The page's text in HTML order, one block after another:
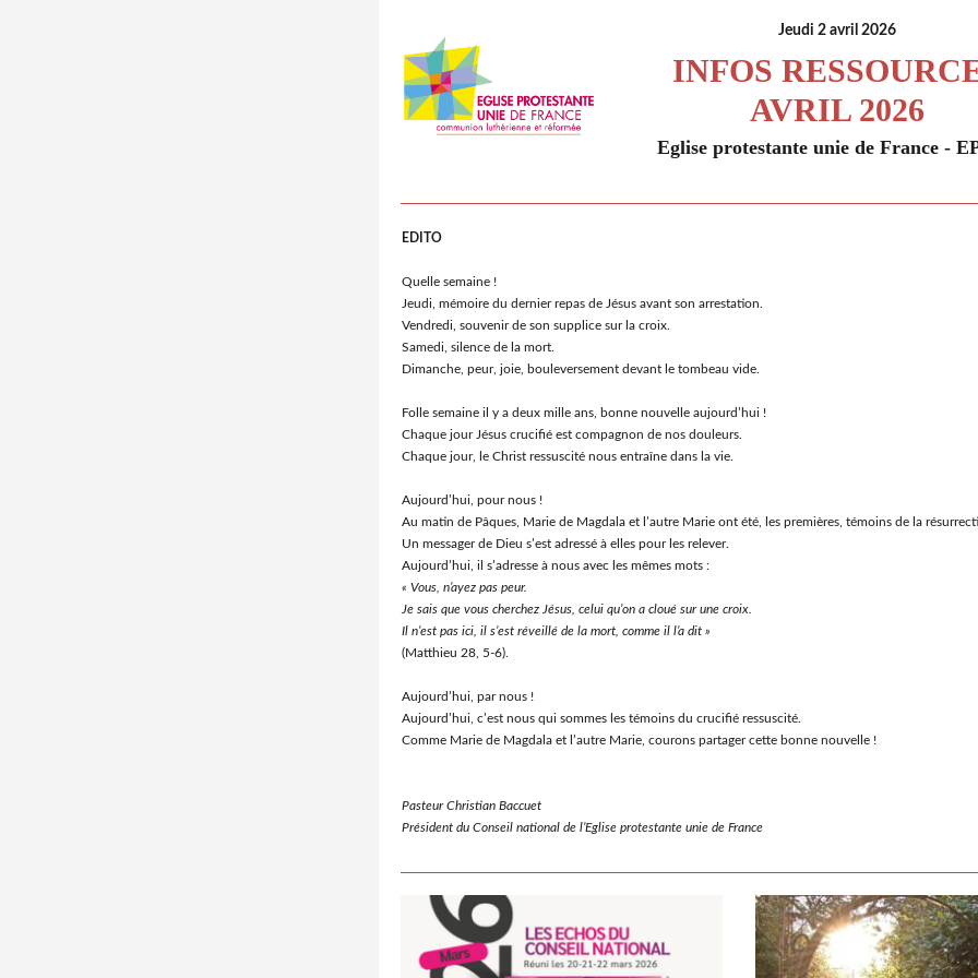
Jeudi 2 avril 2026
INFOS
AVRIL 2026
Eglise protestante unie de France -
EDITO
Quelle semaine !
Jeudi, mémoire du dernier repas de Jésus avant son arrestation.
Vendredi, souvenir de son supplice sur la croix.
Samedi, silence de la mort.
Dimanche, peur, joie, bouleversement devant le tombeau vide.
Folle semaine il y a deux mille ans, bonne nouvelle aujourd’hui !
Chaque jour Jésus crucifié est compagnon de nos douleurs.
Chaque jour, le Christ ressuscité nous entraîne dans la vie.
Aujourd’hui, pour nous !
Au matin de Pâques, Marie de Magdala et l’autre Marie ont été, les premières, témoins de la
Un messager de Dieu s’est adressé à elles pour les relever.
Aujourd’hui, il s’adresse à nous avec les mêmes mots :
« Vous, n’ayez pas peur.
Je sais que vous cherchez Jésus, celui qu’on a cloué sur une croix.
Il n’est pas ici, il s’est réveillé de la mort, comme il l’a dit »
(Matthieu 28, 5-6).
Aujourd’hui, par nous !
Aujourd’hui, c’est nous qui sommes les témoins du crucifié ressuscité.
Comme Marie de Magdala et l’autre Marie, courons partager cette bonne nouvelle !
Pasteur Christian Baccuet
Président du Conseil national de l’Eglise protestante unie de France